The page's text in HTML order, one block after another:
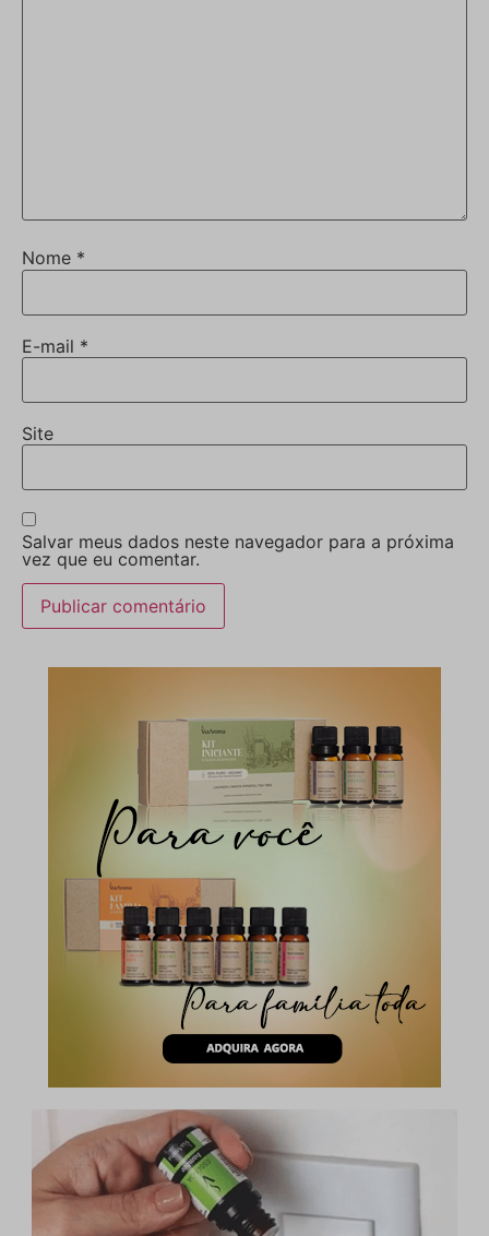
Nome *
E-mail *
Site
Salvar meus dados neste navegador para a próxima
vez que eu comentar.